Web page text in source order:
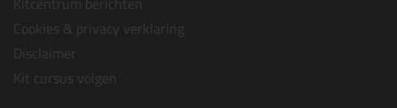
Cookies & privacy verklaring
Disclaimer
Kit cursus volgen